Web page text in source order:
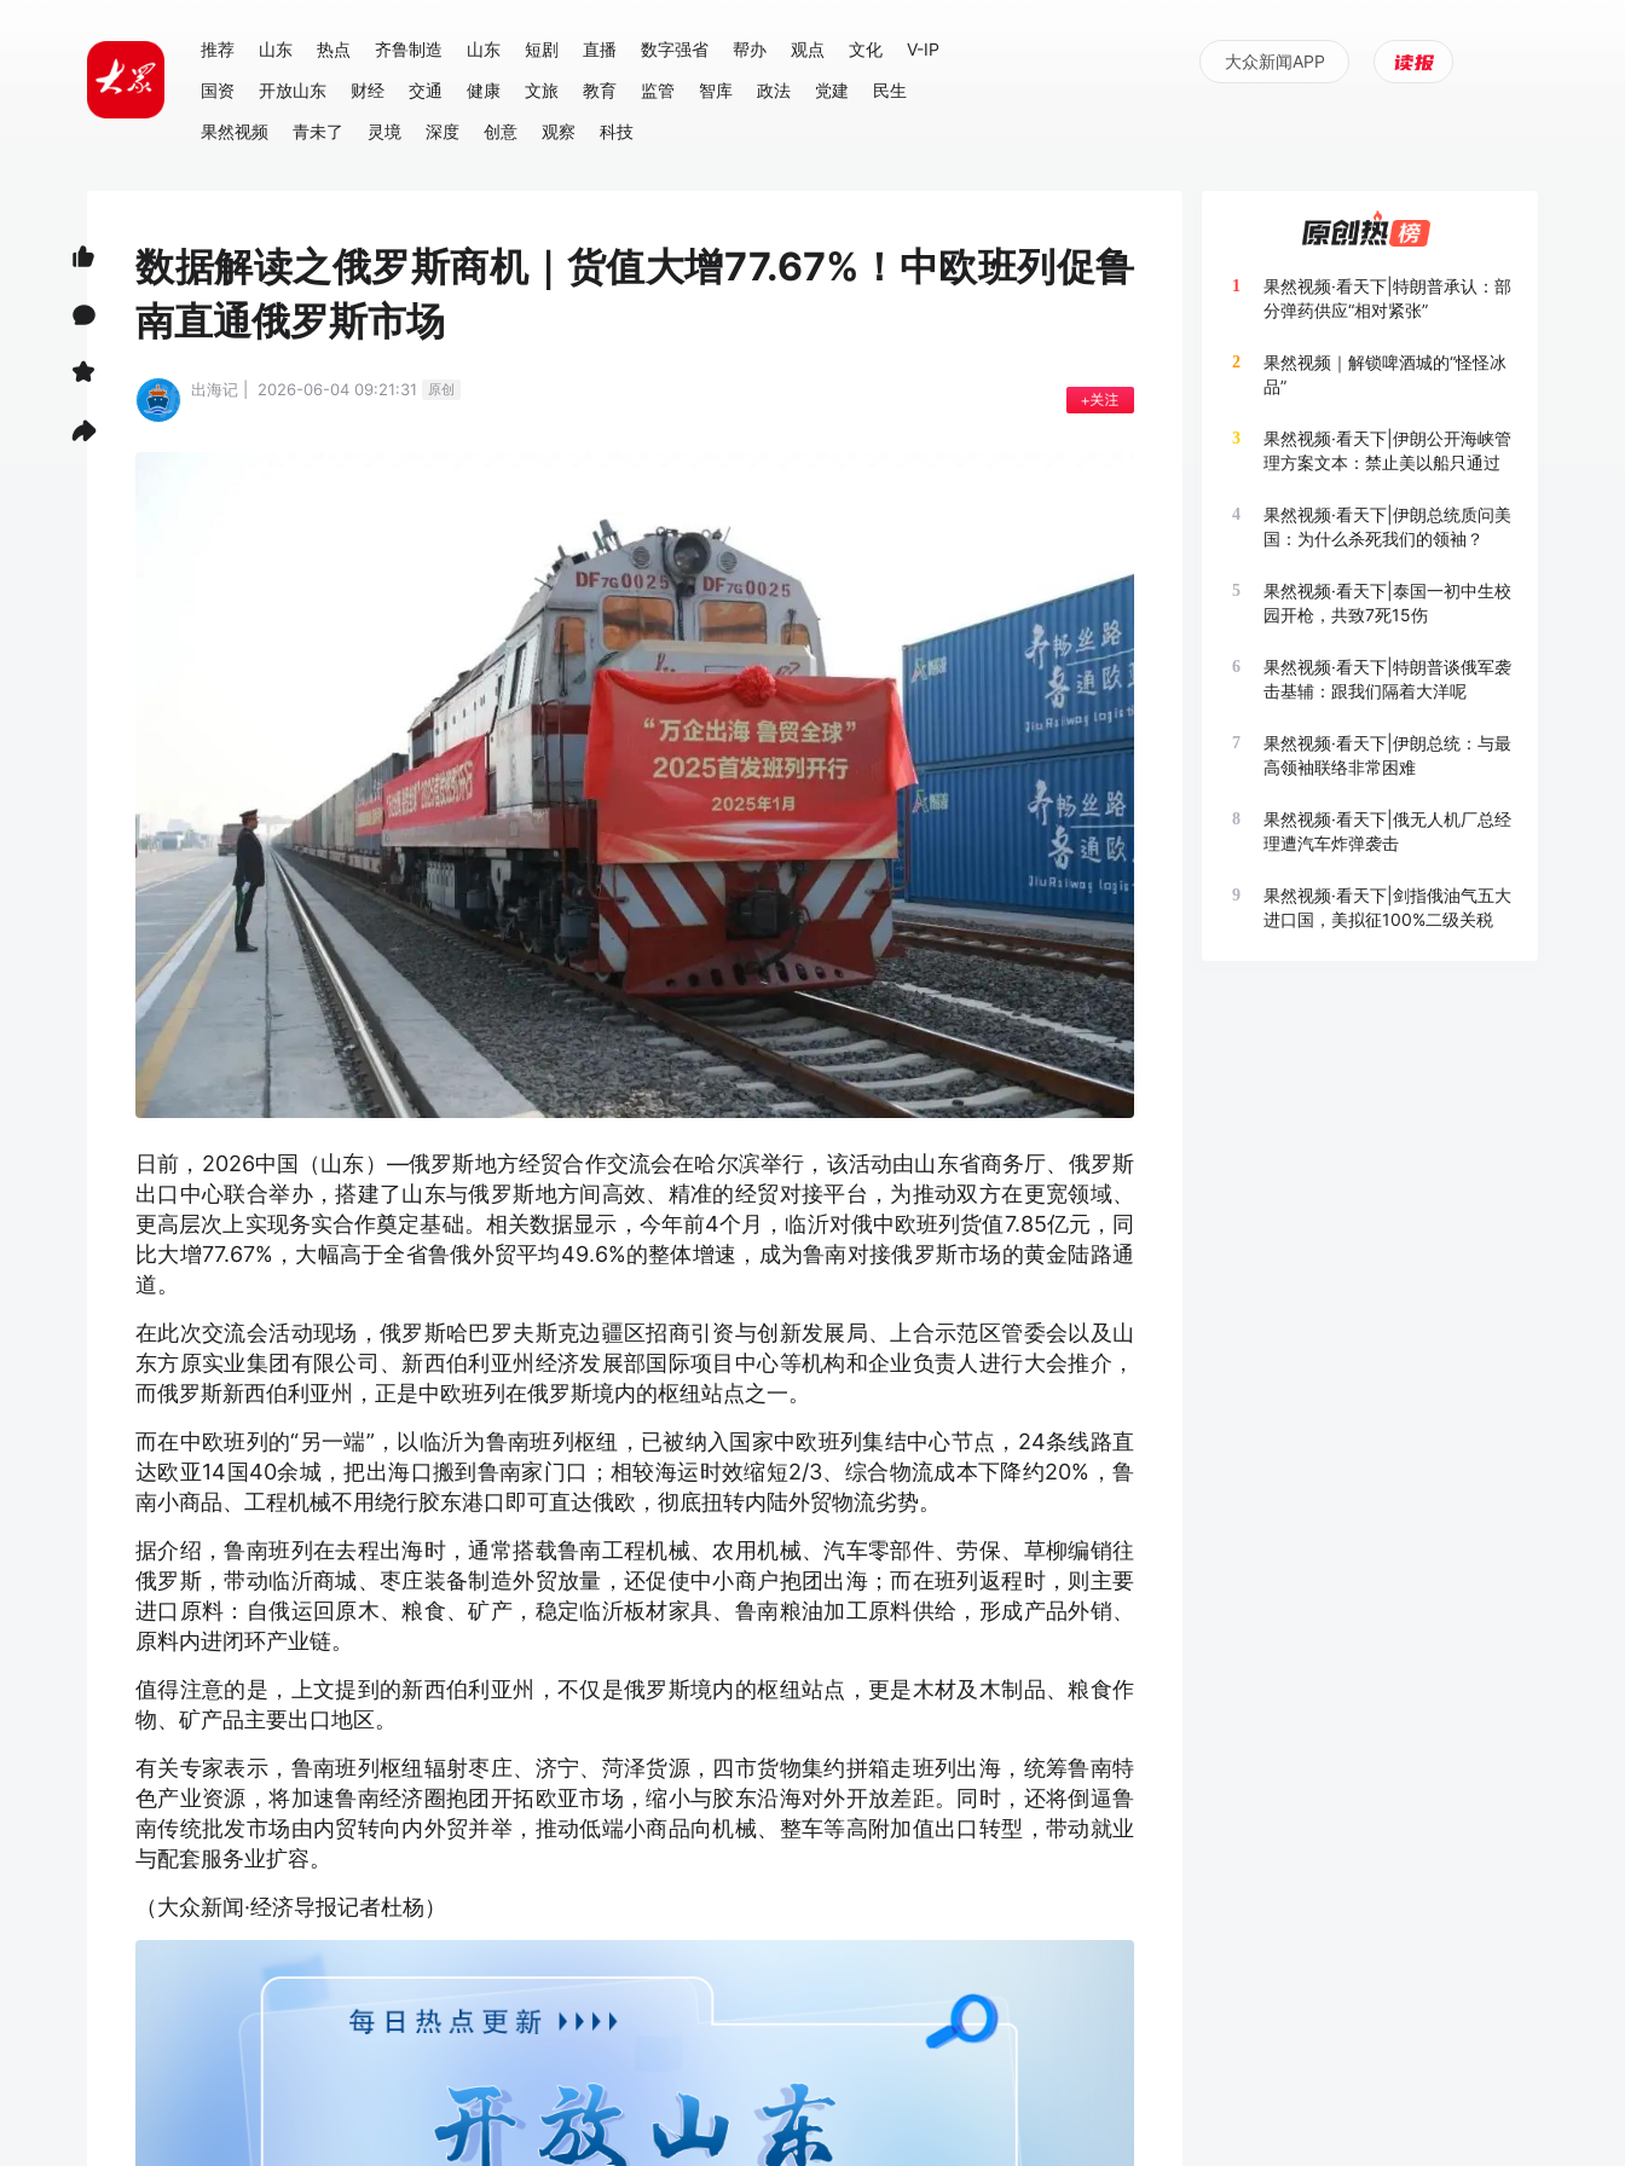
推荐 山东 热点 齐鲁制造 山东 短剧 直播 数字强省 帮办 观点 文化
V-IP
国资
开放山东 财经 交通 健康 文旅 教育 监管 智库 政法 党建
民生
果然视频
青未了 灵境 深度 创意 观察 科技
大众新闻APP
数据解读之俄罗斯商机｜货值大增77.67%！中欧班列促鲁
南直通俄罗斯市场
出海记 | 2026-06-04 09:21:31 原创
日前，2026中国（山东）—俄罗斯地方经贸合作交流会在哈尔滨举行，该活动由山东省商务厅、俄罗斯
出口中心联合举办，搭建了山东与俄罗斯地方间高效、精准的经贸对接平台，为推动双方在更宽领域、
更高层次上实现务实合作奠定基础。相关数据显示，今年前4个月，临沂对俄中欧班列货值7.85亿元，同
比大增77.67%，大幅高于全省鲁俄外贸平均49.6%的整体增速，成为鲁南对接俄罗斯市场的黄金陆路通
道。
在此次交流会活动现场，俄罗斯哈巴罗夫斯克边疆区招商引资与创新发展局、上合示范区管委会以及山
东方原实业集团有限公司、新西伯利亚州经济发展部国际项目中心等机构和企业负责人进行大会推介，
而俄罗斯新西伯利亚州，正是中欧班列在俄罗斯境内的枢纽站点之一。
而在中欧班列的“另一端”，以临沂为鲁南班列枢纽，已被纳入国家中欧班列集结中心节点，24条线路直
达欧亚14国40余城，把出海口搬到鲁南家门口；相较海运时效缩短2/3、综合物流成本下降约20%，鲁
南小商品、工程机械不用绕行胶东港口即可直达俄欧，彻底扭转内陆外贸物流劣势。
据介绍，鲁南班列在去程出海时，通常搭载鲁南工程机械、农用机械、汽车零部件、劳保、草柳编销往
俄罗斯，带动临沂商城、枣庄装备制造外贸放量，还促使中小商户抱团出海；而在班列返程时，则主要
进口原料：自俄运回原木、粮食、矿产，稳定临沂板材家具、鲁南粮油加工原料供给，形成产品外销、
原料内进闭环产业链。
值得注意的是，上文提到的新西伯利亚州，不仅是俄罗斯境内的枢纽站点，更是木材及木制品、粮食作
物‌、矿产品主要出口地区。
有关专家表示，鲁南班列枢纽辐射枣庄、济宁、菏泽货源，四市货物集约拼箱走班列出海，统筹鲁南特
色产业资源，将加速鲁南经济圈抱团开拓欧亚市场，缩小与胶东沿海对外开放差距。同时，还将倒逼鲁
南传统批发市场由内贸转向内外贸并举，推动低端小商品向机械、整车等高附加值出口转型，带动就业
与配套服务业扩容。
（大众新闻·经济导报记者杜杨）
1
果然视频·看天下|特朗普承认：部
分弹药供应“相对紧张”
2
果然视频｜解锁啤酒城的“怪怪冰
品”
3
果然视频·看天下|伊朗公开海峡管
理方案文本：禁止美以船只通过
4
果然视频·看天下|伊朗总统质问美
国：为什么杀死我们的领袖？
5
果然视频·看天下|泰国一初中生校
园开枪，共致7死15伤
6
果然视频·看天下|特朗普谈俄军袭
击基辅：跟我们隔着大洋呢
7
果然视频·看天下|伊朗总统：与最
高领袖联络非常困难
8
果然视频·看天下|俄无人机厂总经
理遭汽车炸弹袭击
9
果然视频·看天下|剑指俄油气五大
进口国，美拟征100%二级关税